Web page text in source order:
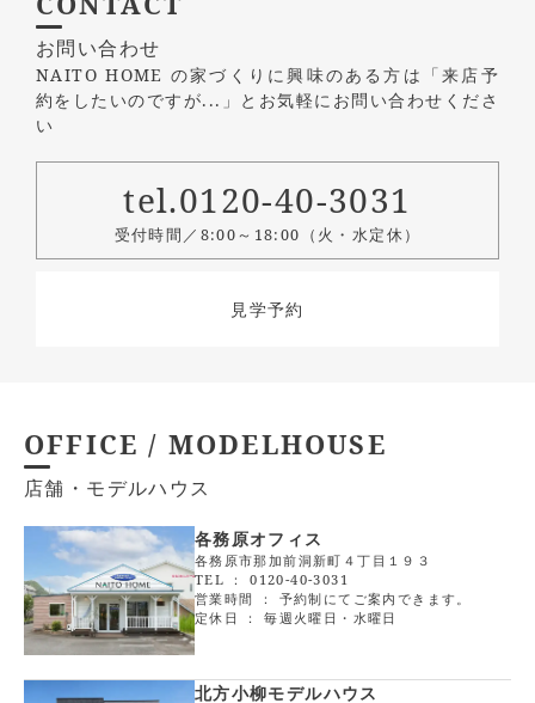
お問い合わせ
NAITO HOME の家づくりに興味のある方は 「来店予
約をしたいのですが...」とお気軽にお問い合わせくださ
い
tel.0120-40-3031
受付時間／8:00～18:00（火・水定休）
見学予約
OFFICE / MODELHOUSE
店舗・モデルハウス
各務原オフィス
各務原市那加前洞新町４丁目１９３
TEL ：0120-40-3031
営業時間 ： 予約制にてご案内できます。
定休日 ： 毎週火曜日・水曜日
北方小柳モデルハウス